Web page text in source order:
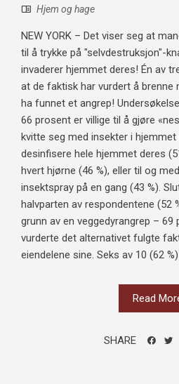
Hjem og hage
NEW YORK – Det viser seg at
til å trykke på "selvdestruksjon"-
invaderer hjemmet deres! Én av
at de faktisk har vurdert å
ha funnet et angrep!
66 prosent er villige til å gjøre
kvitte seg med insekter i hjemmet
desinfisere hele hjemmet deres
hvert hjørne (46 %), eller til og
insektspray på en gang (43 %).
halvparten av respondentene (52
grunn av en veggedyrangrep –
vurderte det alternativet fulgte
eiendelene sine. Seks av 10 (62 %)
Read
SHARE